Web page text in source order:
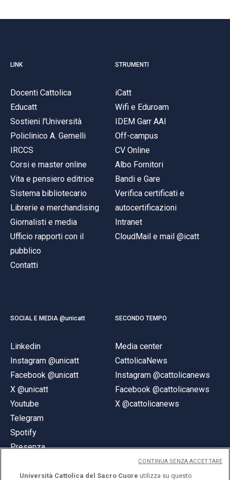
LINK
Docenti Cattolica
Educatt
Sostieni l'Università
Policlinico A. Gemelli
IRCCS
Corsi e master online
Vita e pensiero editrice
Sistema bibliotecario
Librerie e merchandising
Giornalisti e media
Ufficio rapporti con il
pubblico
Contatti
STRUMENTI
iCatt
Wifi e Eduroam
IDEM Garr AAI
Off-campus
CV Online
Albo Fornitori
Bandi e Gare
Verifica certificati e
autocertificazioni
Intranet
CloudMail e mail @icatt
SOCIAL E MEDIA @unicatt
Linkedin
Instagram @unicatt
Facebook @unicatt
X @unicatt
Youtube
Telegram
Spotify
Presenza
SECONDO TEMPO
Media center
CattolicaNews
Instagram @cattolicanews
Facebook @cattolicanews
X @cattolicanews
Università Cattolica del Sacro Cuore utilizza su questo
CONTINUA SENZA ACCETTARE